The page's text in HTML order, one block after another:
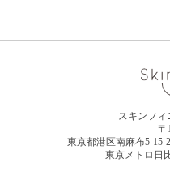
スキンフィ
〒
東京都港区南麻布5-15-
東京メトロ日